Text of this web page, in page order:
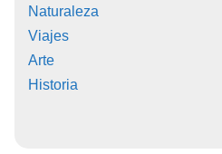
Naturaleza
Viajes
Arte
Historia